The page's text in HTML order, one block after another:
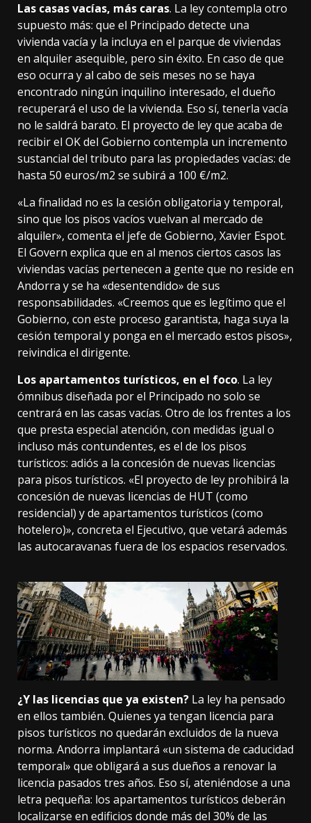
Las casas vacías, más caras. La ley contempla otro
supuesto más: que el Principado detecte una
vivienda vacía y la incluya en el parque de viviendas
en alquiler asequible, pero sin éxito. En caso de que
eso ocurra y al cabo de seis meses no se haya
encontrado ningún inquilino interesado, el dueño
recuperará el uso de la vivienda. Eso sí, tenerla vacía
no le saldrá barato. El proyecto de ley que acaba de
recibir el OK del Gobierno contempla un incremento
sustancial del tributo para las propiedades vacías: de
hasta 50 euros/m2 se subirá a 100 €/m2.
«La finalidad no es la cesión obligatoria y temporal,
sino que los pisos vacíos vuelvan al mercado de
alquiler», comenta el jefe de Gobierno, Xavier Espot.
El Govern explica que en al menos ciertos casos las
viviendas vacías pertenecen a gente que no reside en
Andorra y se ha «desentendido» de sus
responsabilidades. «Creemos que es legítimo que el
Gobierno, con este proceso garantista, haga suya la
cesión temporal y ponga en el mercado estos pisos»,
reivindica el dirigente.
Los apartamentos turísticos, en el foco. La ley
ómnibus diseñada por el Principado no solo se
centrará en las casas vacías. Otro de los frentes a los
que presta especial atención, con medidas igual o
incluso más contundentes, es el de los pisos
turísticos: adiós a la concesión de nuevas licencias
para pisos turísticos. «El proyecto de ley prohibirá la
concesión de nuevas licencias de HUT (como
residencial) y de apartamentos turísticos (como
hotelero)», concreta el Ejecutivo, que vetará además
las autocaravanas fuera de los espacios reservados.
¿Y las licencias que ya existen? La ley ha pensado
en ellos también. Quienes ya tengan licencia para
pisos turísticos no quedarán excluidos de la nueva
norma. Andorra implantará «un sistema de caducidad
temporal» que obligará a sus dueños a renovar la
licencia pasados tres años. Eso sí, ateniéndose a una
letra pequeña: los apartamentos turísticos deberán
localizarse en edificios donde más del 30% de las